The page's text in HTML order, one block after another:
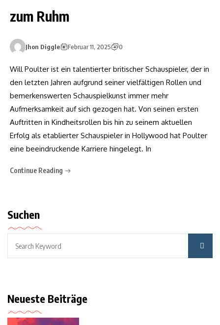
zum Ruhm
Jhon Diggle Februar 11, 2025 0
Will Poulter ist ein talentierter britischer Schauspieler, der in
den letzten Jahren aufgrund seiner vielfältigen Rollen und
bemerkenswerten Schauspielkunst immer mehr
Aufmerksamkeit auf sich gezogen hat. Von seinen ersten
Auftritten in Kindheitsrollen bis hin zu seinem aktuellen
Erfolg als etablierter Schauspieler in Hollywood hat Poulter
eine beeindruckende Karriere hingelegt. In
Continue Reading
Suchen
Neueste Beiträge